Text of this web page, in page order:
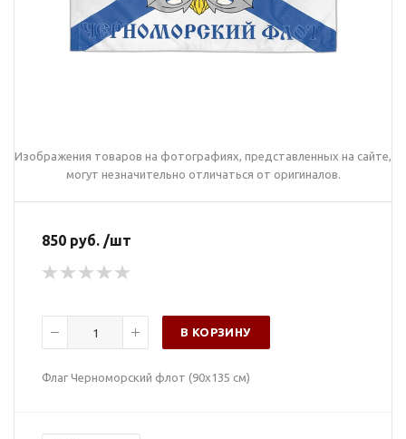
Изображения товаров на фотографиях, представленных на сайте,
могут незначительно отличаться от оригиналов.
850 руб. /шт
В КОРЗИНУ
Флаг Черноморский флот (90x135 см)